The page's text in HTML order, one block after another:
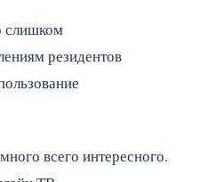
слишком
резидентов
всего интересного.